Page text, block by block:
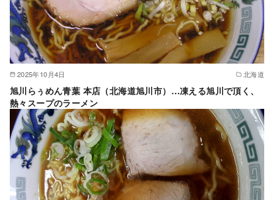
2025年10月4日 北海道
旭川らぅめん青葉 本店（北海道旭川市）…凍える旭川で頂く、
熱々スープのラーメン